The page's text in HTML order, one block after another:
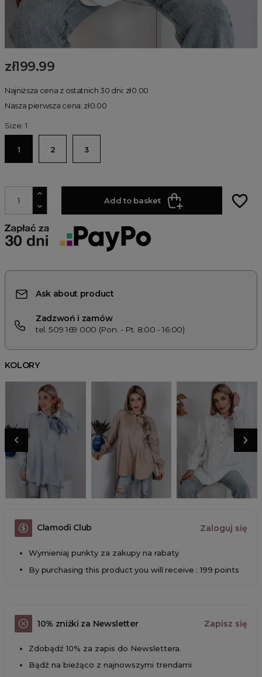
zł199.99
Najniższa cena z ostatnich 30 dni: zł0.00
Nasza pierwsza cena: zł0.00
Size: 1
1 2 3
Add to basket favorite_border
Ask about product
Zadzwoń i zamów
tel. 509 169 000 (Pon. - Pt. 8:00 - 16:00)
KOLORY
Clamodi Club Zaloguj się
Wymieniaj punkty za zakupy na rabaty
By purchasing this product you will receive : 199 points
10% zniżki za Newsletter Zapisz się
Zdobądź 10% za zapis do Newslettera.
Bądź na bieżąco z najnowszymi trendami